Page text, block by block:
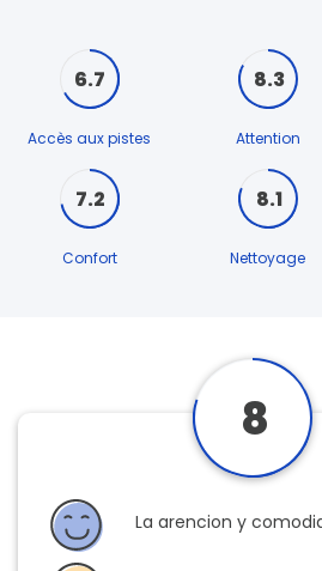
6.7
Accès aux pistes
8.3
Attention
7.2
Confort
8.1
Nettoyage
8
La arencion y